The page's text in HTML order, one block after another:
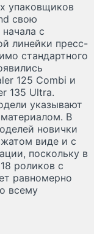
упаковщиков
свою
с
линейки пресс-
стандартного
125 Combi и
135 Ultra.
указывают
В
новички
виде и с
поскольку в
роликов с
равномерно
всему